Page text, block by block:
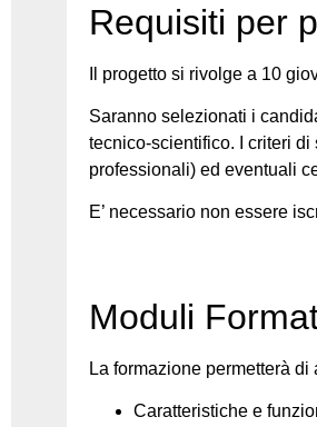
Requisiti per
Il progetto si rivolge a 10
Saranno selezionati i
tecnico-scientifico. I criteri
professionali) ed eventuali
E’ necessario non essere
Moduli
La formazione permetterà
Caratteristiche e